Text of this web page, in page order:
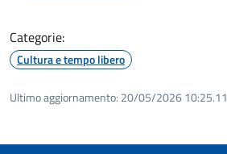
Categorie:
Cultura e tempo libero
Ultimo aggiornamento: 20/05/2026 10:25.11